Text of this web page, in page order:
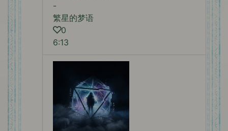
-
繁星的梦语
0
6:13